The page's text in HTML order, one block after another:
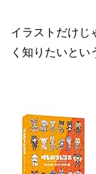
イラストだけじ
く知りたいとい